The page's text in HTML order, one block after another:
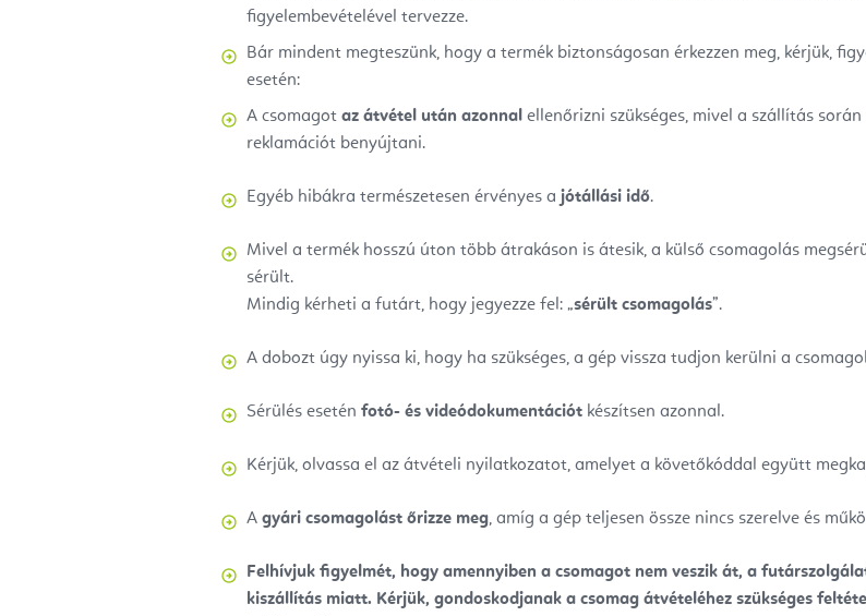
figyelembevételével tervezze.
Bár mindent megteszünk, hogy a termék biztonságosan érkezzen meg, kérjük,
esetén:
A csomagot az átvétel után azonnal ellenőrizni szükséges, mivel a szállítás
reklamációt benyújtani.
Egyéb hibákra természetesen érvényes a jótállási idő.
Mivel a termék hosszú úton több átrakáson is átesik, a külső csomagolás
sérült.
Mindig kérheti a futárt, hogy jegyezze fel: „sérült csomagolás”.
A dobozt úgy nyissa ki, hogy ha szükséges, a gép vissza tudjon kerülni a
Sérülés esetén fotó- és videódokumentációt készítsen azonnal.
Kérjük, olvassa el az átvételi nyilatkozatot, amelyet a követőkóddal együtt
A gyári csomagolást őrizze meg, amíg a gép teljesen össze nincs szerelve és
Felhívjuk figyelmét, hogy amennyiben a csomagot nem veszik át, a
kiszállítás miatt. Kérjük, gondoskodjanak a csomag átvételéhez szükséges